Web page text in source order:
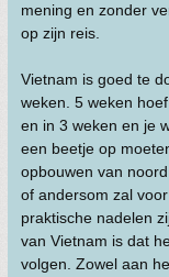
mening en zonder
op zijn reis.
Vietnam is goed te
weken. 5 weken
en in 3 weken en je
een beetje op
opbouwen van
of andersom zal
praktische nadelen
van Vietnam is dat
volgen. Zowel aan